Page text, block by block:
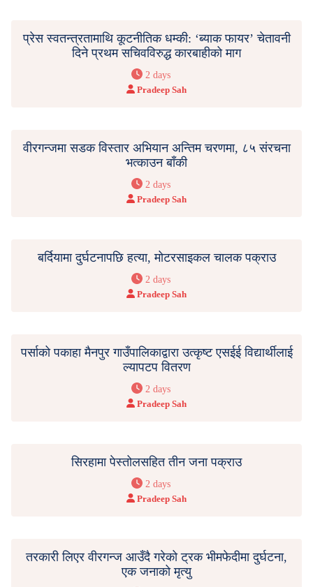
प्रेस स्वतन्त्रतामाथि कूटनीतिक धम्की: ‘ब्याक फायर’ चेतावनी
दिने प्रथम सचिवविरुद्ध कारबाहीको माग
2 days
Pradeep Sah
वीरगन्जमा सडक विस्तार अभियान अन्तिम चरणमा, ८५ संरचना
भत्काउन बाँकी
2 days
Pradeep Sah
बर्दियामा दुर्घटनापछि हत्या, मोटरसाइकल चालक पक्राउ
2 days
Pradeep Sah
पर्साको पकाहा मैनपुर गाउँपालिकाद्वारा उत्कृष्ट एसईई विद्यार्थीलाई
ल्यापटप वितरण
2 days
Pradeep Sah
सिरहामा पेस्तोलसहित तीन जना पक्राउ
2 days
Pradeep Sah
तरकारी लिएर वीरगन्ज आउँदै गरेको ट्रक भीमफेदीमा दुर्घटना,
एक जनाको मृत्यु